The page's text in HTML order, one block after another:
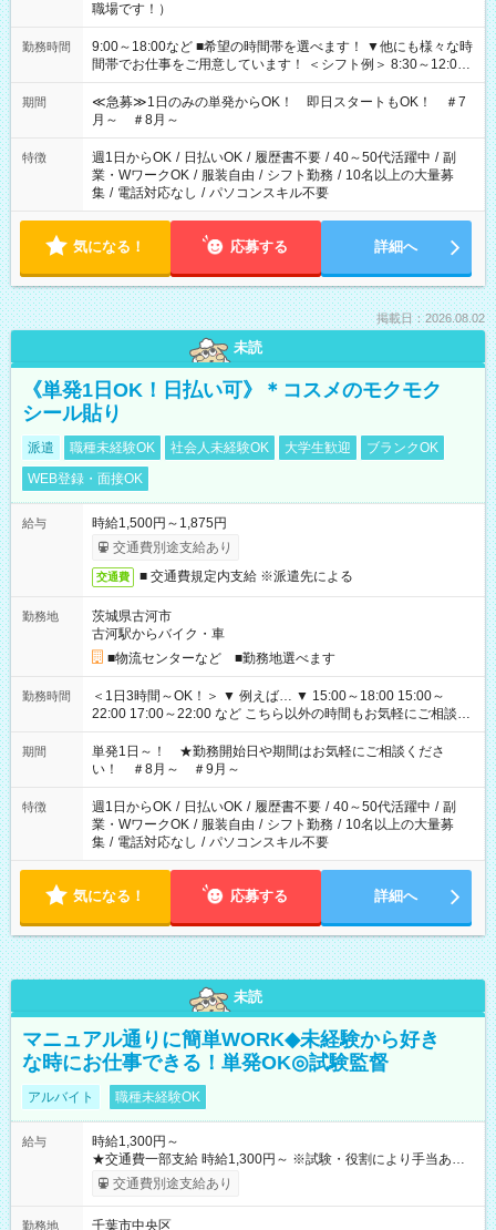
職場です！）
勤務時間
9:00～18:00など ■希望の時間帯を選べます！ ▼他にも様々な時
間帯でお仕事をご用意しています！ ＜シフト例＞ 8:30～12:00
17:00～22:00 13:00～22:00 22:00～翌6:00 など
期間
≪急募≫1日のみの単発からOK！ 即日スタートもOK！ ＃7
月～ ＃8月～
特徴 週1日からOK / 日払いOK / 履歴書不要 / 40～50代活躍中 / 副
業・WワークOK / 服装自由 / シフト勤務 / 10名以上の大量募
集 / 電話対応なし / パソコンスキル不要
気になる！ 応募する 詳細へ
掲載日：2026.08.02
未読
《単発1日OK！日払い可》＊コスメのモクモク
シール貼り
派遣 職種未経験OK 社会人未経験OK 大学生歓迎
ブランクOK
WEB登録・面接OK
給与
時給1,500円～1,875円
交通費別途支給あり
交通費 ■ 交通費規定内支給 ※派遣先による
勤務地
茨城県古河市
古河駅からバイク・車
■物流センターなど ■勤務地選べます
勤務時間
＜1日3時間～OK！＞ ▼ 例えば… ▼ 15:00～18:00 15:00～
22:00 17:00～22:00 など こちら以外の時間もお気軽にご相談く
ださい！
期間
単発1日～！ ★勤務開始日や期間はお気軽にご相談くださ
い！ ＃8月～ ＃9月～
特徴 週1日からOK / 日払いOK / 履歴書不要 / 40～50代活躍中 / 副
業・WワークOK / 服装自由 / シフト勤務 / 10名以上の大量募
集 / 電話対応なし / パソコンスキル不要
気になる！ 応募する 詳細へ
未読
マニュアル通りに簡単WORK◆未経験から好き
な時にお仕事できる！単発OK◎試験監督
アルバイト 職種未経験OK
給与
時給1,300円～
★交通費一部支給 時給1,300円～ ※試験・役割により手当あり
※勤務回数により昇給あり 【即給（前払い）オプションあ
り！】 希望される場合、勤務から1週間ほどで給与の一部を受け
交通費別途支給あり
勤務地 千葉市中央区